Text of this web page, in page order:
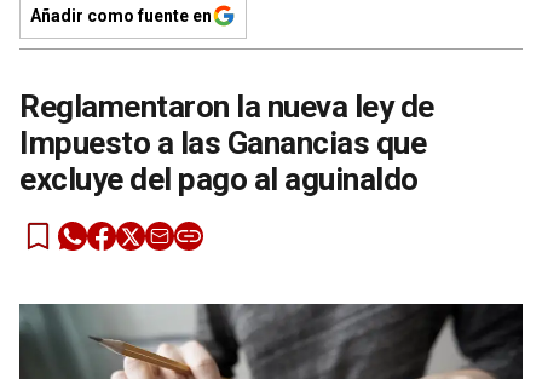
Añadir como fuente en
Reglamentaron la nueva ley de
Impuesto a las Ganancias que
excluye del pago al aguinaldo